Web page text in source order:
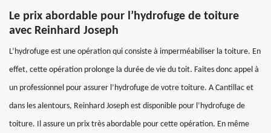
Le prix abordable pour l’hydrofuge de toiture
avec Reinhard Joseph
L’hydrofuge est une opération qui consiste à imperméabiliser la toiture. En
effet, cette opération prolonge la durée de vie du toit. Faites donc appel à
un professionnel pour assurer l’hydrofuge de votre toiture. A Cantillac et
dans les alentours, Reinhard Joseph est disponible pour l’hydrofuge de
toiture. Il assure un prix très abordable pour cette opération. En même